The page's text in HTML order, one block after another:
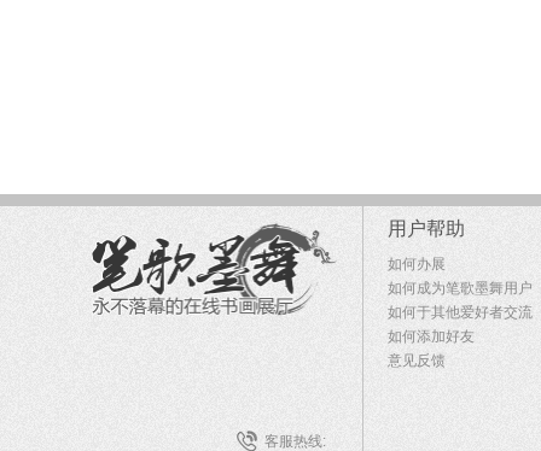
客服热线:
用户帮助
如何办展
如何成为笔歌墨舞用户
如何于其他爱好者交流
如何添加好友
意见反馈